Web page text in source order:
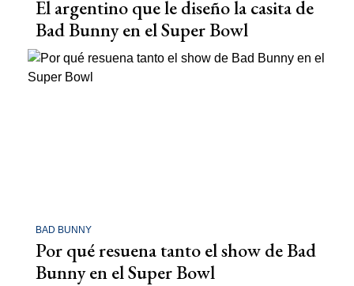
El argentino que le diseño la casita de
Bad Bunny en el Super Bowl
BAD BUNNY
Por qué resuena tanto el show de Bad
Bunny en el Super Bowl